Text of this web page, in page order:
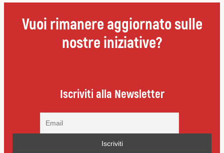
Vuoi rimanere aggiornato sulle
nostre iniziative?
Iscriviti alla Newsletter